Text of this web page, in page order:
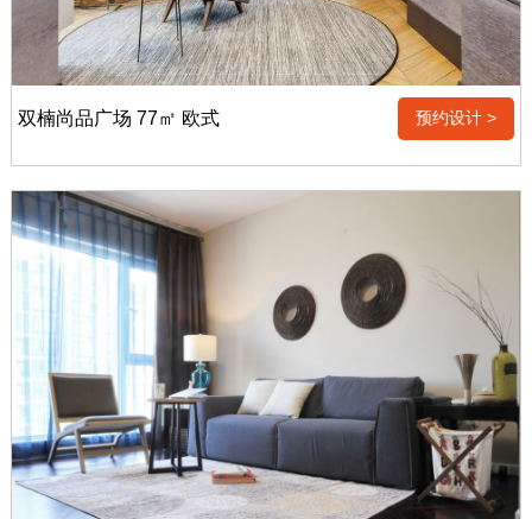
双楠尚品广场 77㎡ 欧式 预约设计 >